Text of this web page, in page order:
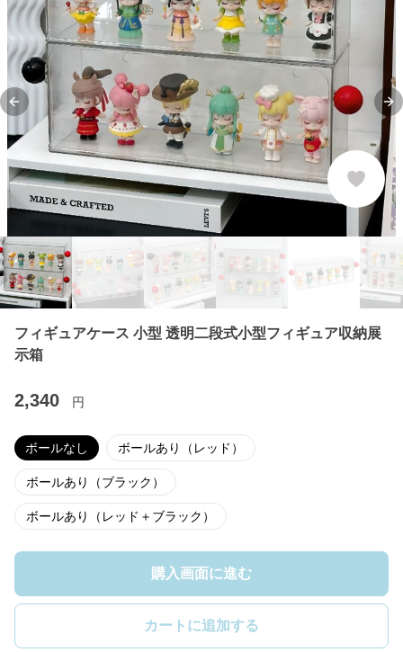
Previous slide
フィギュアケース 小型 透明二段式小型フィギュア収納展
示箱
2,340 円
ボールなし ボールあり（レッド）
ボールあり（ブラック）
ボールあり（レッド＋ブラック）
購入画面に進む
カートに追加する